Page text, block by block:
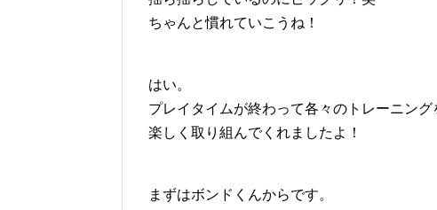
ちゃんと慣れていこうね！
はい。
プレイタイムが終わって各々のトレーニング
楽しく取り組んでくれましたよ！
まずはボンドくんからです。